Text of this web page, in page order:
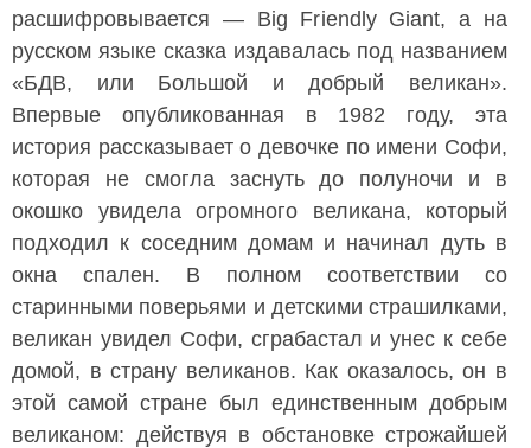
расшифровывается — Big Friendly Giant, а на
русском языке сказка издавалась под названием
«БДВ, или Большой и добрый великан».
Впервые опубликованная в 1982 году, эта
история рассказывает о девочке по имени Софи,
которая не смогла заснуть до полуночи и в
окошко увидела огромного великана, который
подходил к соседним домам и начинал дуть в
окна спален. В полном соответствии со
старинными поверьями и детскими страшилками,
великан увидел Софи, сграбастал и унес к себе
домой, в страну великанов. Как оказалось, он в
этой самой стране был единственным добрым
великаном: действуя в обстановке строжайшей